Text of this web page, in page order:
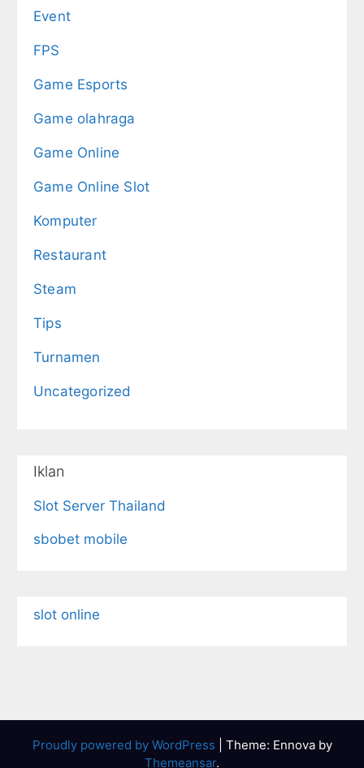
Event
FPS
Game Esports
Game olahraga
Game Online
Game Online Slot
Komputer
Restaurant
Steam
Tips
Turnamen
Uncategorized
Iklan
Slot Server Thailand
sbobet mobile
slot online
Proudly powered by WordPress
Theme: Ennova by
Themeansar.